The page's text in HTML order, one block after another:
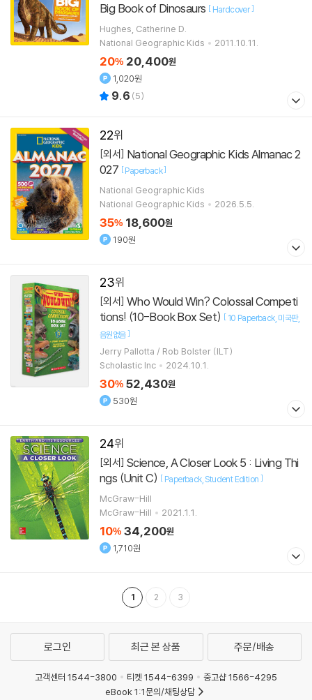
Big Book of Dinosaurs [ Hardcover]
Hughes, Catherine D.
National Geographic Kids
2011.10.11.
20% 20,400원
1,020원
9.6 (5)
22
[외서]
027 [Paperback]
National Geographic Kids
National Geographic Kids
2026.5.5.
35% 18,600원
190원
23
[외서]
tions! (10-Book Box Set) [ 10 Paperback 미국판
음원없음]
Jerry Pallotta / Rob Bolster (ILT)
Scholastic Inc
2024.10.1.
30% 52,430원
530원
24
[외서]
ngs (Unit C) [ Paperback Student Edition ]
McGraw-Hill
McGraw-Hill
2021.1.1.
10% 34,200원
1,710원
1 2 3
로그인 최근 본 상품 주문/배송
고객센터 1544-3800 티켓 1544-6399
중고샵 1566-4295
eBook 1:1문의/채팅상담